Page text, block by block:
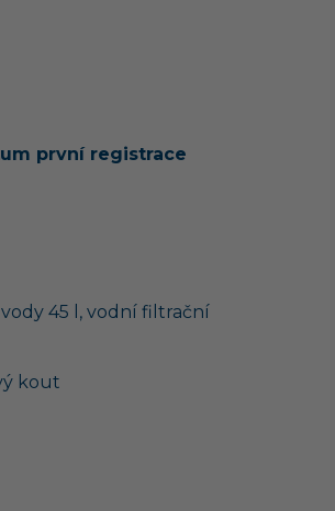
první registrace
45 l, vodní filtrační
kout